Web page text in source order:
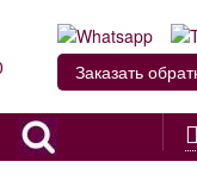
Заказать